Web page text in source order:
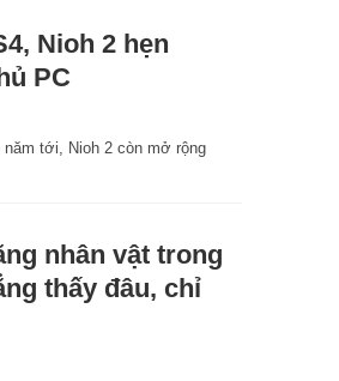
Nioh 2 hẹn
PC
năm tới, Nioh 2 còn mở rộng
nhân vật trong
thấy đâu, chỉ